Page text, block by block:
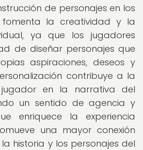
de personajes en los
la creatividad y la
ya que los jugadores
de diseñar personajes que
aspiraciones, deseos y
contribuye a la
jugador en la narrativa del
un sentido de agencia y
enriquece la experiencia
una mayor conexión
historia y los personajes del